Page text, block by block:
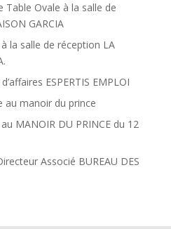
Ovale à la salle de
GARCIA
la salle de réception LA
ESPERTIS EMPLOI
au manoir du prince
MANOIR DU PRINCE du 12
Associé BUREAU DES